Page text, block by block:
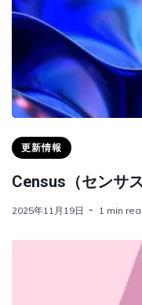
更新情報
Census（センサ
2025年11月19日 1 min